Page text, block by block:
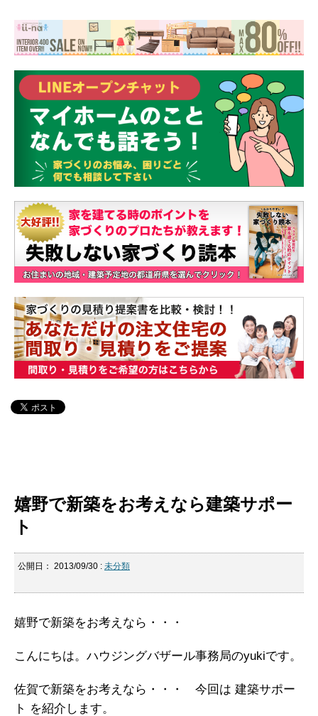
嬉野で新築をお考えなら建築サポー
ト
公開日： 2013/09/30 : 未分類
嬉野で新築をお考えなら・・・
こんにちは。ハウジングバザール事務局のyukiです。
佐賀で新築をお考えなら・・・ 今回は 建築サポー
ト を紹介します。